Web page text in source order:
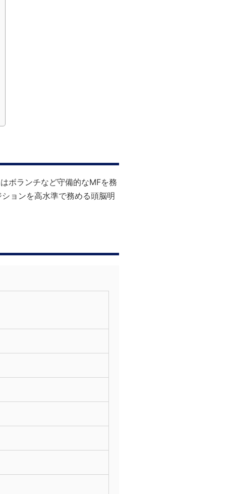
ボランチなど守備的なMFを務
ョンを高水準で務める頭脳明